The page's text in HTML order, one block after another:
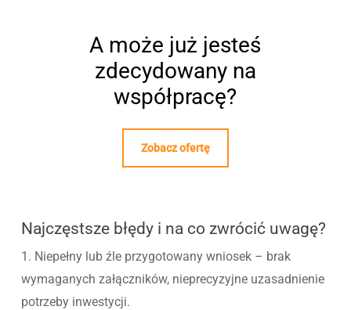
A może już jesteś
zdecydowany na
współpracę?
Zobacz ofertę
Najczęstsze błędy i na co zwrócić uwagę?
1. Niepełny lub źle przygotowany wniosek – brak
wymaganych załączników, nieprecyzyjne uzasadnienie
potrzeby inwestycji.